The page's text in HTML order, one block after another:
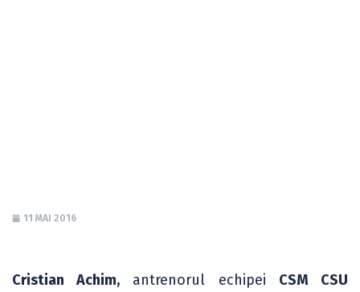
11 MAI 2016
Cristian Achim, antrenorul echipei CSM CSU